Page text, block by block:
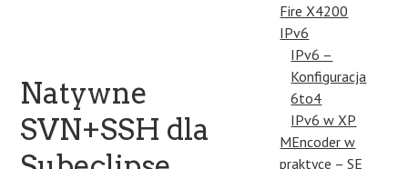
Natywne
SVN+SSH dla
Fire X4200
IPv6
IPv6 –
Konfiguracja
6to4
IPv6 w XP
MEncoder w
praktyce – SE